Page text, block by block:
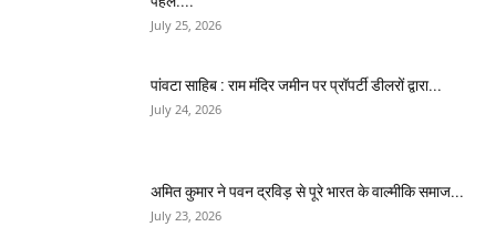
July 25, 2026
पांवटा साहिब : राम मंदिर जमीन पर प्रॉपर्टी डीलरों द्वारा...
July 24, 2026
अमित कुमार ने पवन द्रविड़ से पूरे भारत के वाल्मीकि समाज...
July 23, 2026